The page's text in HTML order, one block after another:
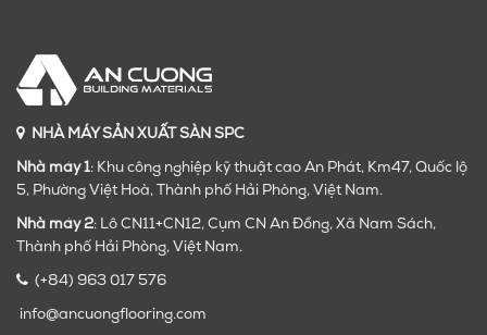
NHÀ MÁY SẢN XUẤT SÀN SPC
Nhà máy 1: Khu công nghiệp kỹ thuật cao An Phát, Km47, Quốc lộ
5, Phường Việt Hoà, Thành phố Hải Phòng, Việt Nam.
Nhà máy 2: Lô CN11+CN12, Cụm CN An Đồng, Xã Nam Sách,
Thành phố Hải Phòng, Việt Nam.
(+84) 963 017 576
info@ancuongflooring.com